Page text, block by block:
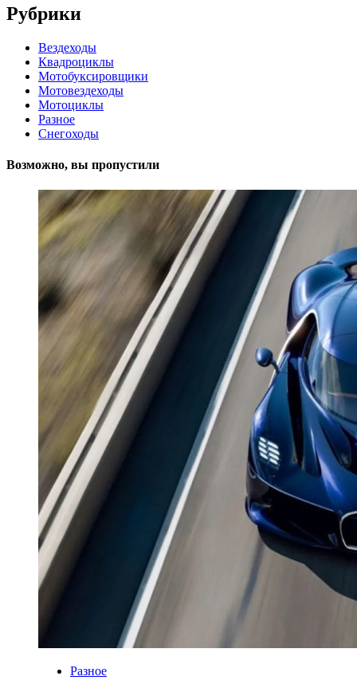
Рубрики
Вездеходы
Квадроциклы
Мотобуксировщики
Мотовездеходы
Мотоциклы
Разное
Снегоходы
Возможно, вы пропустили
Разное